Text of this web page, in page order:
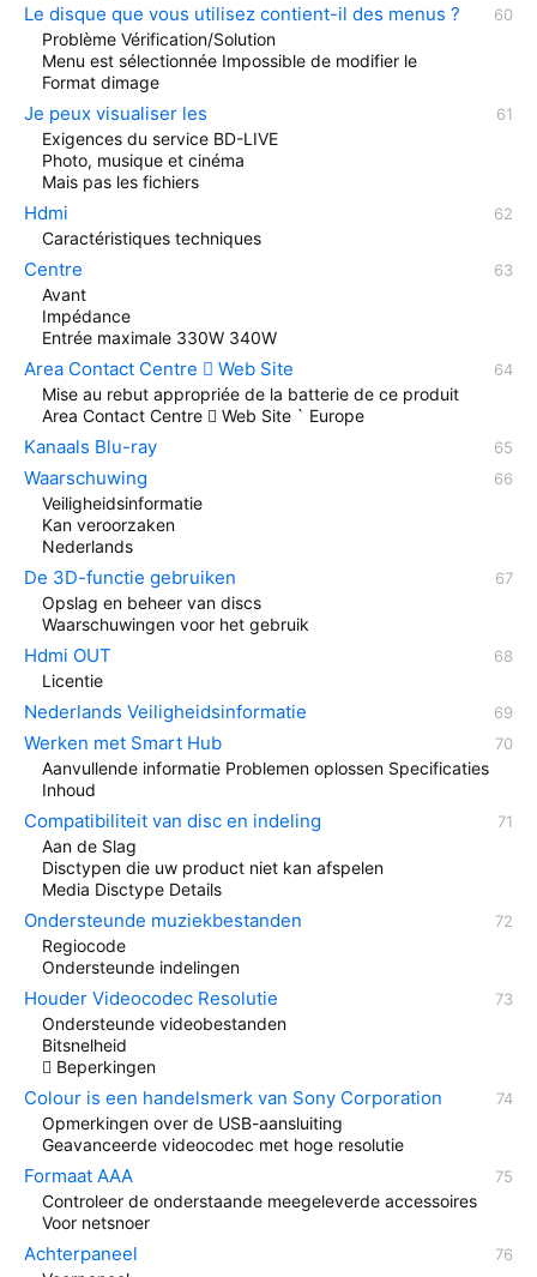
Le disque que vous utilisez contient-il des menus ?
Problème Vérification/Solution
Menu est sélectionnée Impossible de modifier le
Format dimage
Je peux visualiser les
Exigences du service BD-LIVE
Photo, musique et cinéma
Mais pas les fichiers
Hdmi
Caractéristiques techniques
Centre
Avant
Impédance
Entrée maximale 330W 340W
Area Contact Centre  Web Site
Mise au rebut appropriée de la batterie de ce produit
Area Contact Centre  Web Site ` Europe
Kanaals Blu-ray
Waarschuwing
Veiligheidsinformatie
Kan veroorzaken
Nederlands
De 3D-functie gebruiken
Opslag en beheer van discs
Waarschuwingen voor het gebruik
Hdmi OUT
Licentie
Nederlands Veiligheidsinformatie
Werken met Smart Hub
Aanvullende informatie Problemen oplossen Specificaties
Inhoud
Compatibiliteit van disc en indeling
Aan de Slag
Disctypen die uw product niet kan afspelen
Media Disctype Details
Ondersteunde muziekbestanden
Regiocode
Ondersteunde indelingen
Houder Videocodec Resolutie
Ondersteunde videobestanden
Bitsnelheid
 Beperkingen
Colour is een handelsmerk van Sony Corporation
Opmerkingen over de USB-aansluiting
Geavanceerde videocodec met hoge resolutie
Formaat AAA
Controleer de onderstaande meegeleverde accessoires
Voor netsnoer
Achterpaneel